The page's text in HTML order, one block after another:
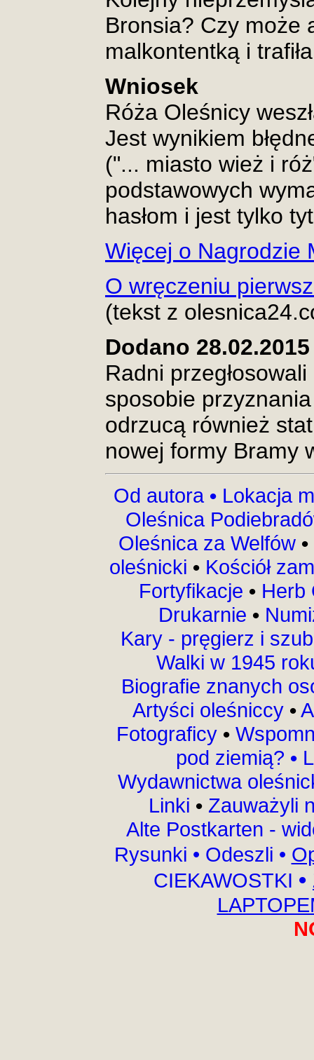
Bronsia? Czy może
malkontentką i
Wniosek
Róża Oleśnicy
Jest wynikiem
("... miasto wież i
podstawowych
hasłom i jest tylko
Więcej o Nagrodzie
O wręczeniu
(tekst z
Dodano 28.02.2015
Radni
sposobie
odrzucą również
nowej formy Bramy
Od autora • Lokacja
Oleśnica
Oleśnica za Welfów•
oleśnicki •Kościół
Fortyfikacje • Herb
Drukarnie •
Kary - pręgierz i
Walki w 1945
Biografie znanych
Artyści oleśniccy •
Fotograficy •
pod ziemią? •
Wydawnictwa
Linki • Zauważyli
Alte Postkarten -
Rysunki • Odeszli •
CIEKAWOSTKI •